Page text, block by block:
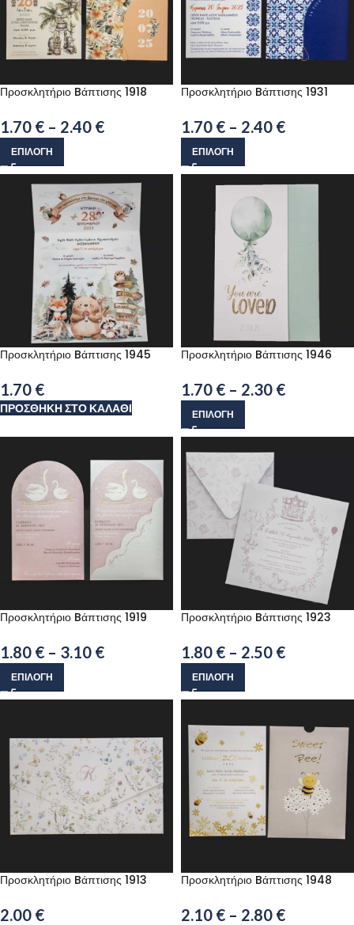
Προσκλητήριο Bάπτισης 1918
1.70 € – 2.40 €
ΕΠΙΛΟΓΉ
Προσκλητήριο Bάπτισης 1931
1.70 € – 2.40 €
ΕΠΙΛΟΓΉ
Προσκλητήριο Bάπτισης 1945
1.70 €
ΠΡΟΣΘΉΚΗ ΣΤΟ ΚΑΛΆΘΙ
Προσκλητήριο Bάπτισης 1946
1.70 € – 2.30 €
ΕΠΙΛΟΓΉ
Προσκλητήριο Bάπτισης 1919
1.80 € – 3.10 €
ΕΠΙΛΟΓΉ
Προσκλητήριο Bάπτισης 1923
1.80 € – 2.50 €
ΕΠΙΛΟΓΉ
Προσκλητήριο Bάπτισης 1913
2.00 €
Προσκλητήριο Bάπτισης 1948
2.10 € – 2.80 €